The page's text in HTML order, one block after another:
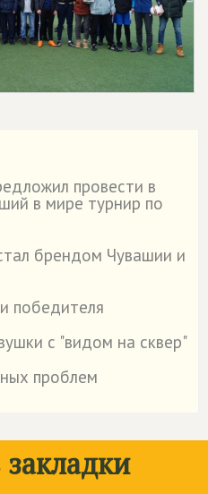
провести в
в мире турнир по
брендом Чувашии и
победителя
с "видом на сквер"
проблем